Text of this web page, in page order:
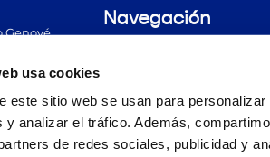
usa cookies
este sitio web se usan para
y analizar el tráfico. Además,
de redes sociales, publicidad y
Genové.
Navegación
Nosotros
Encuentra tu
Prueba Pilopeptan